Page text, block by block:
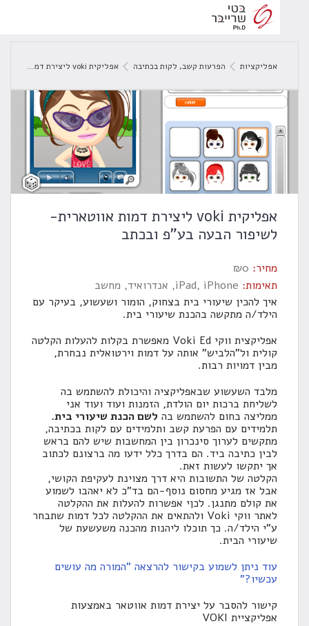
אפליקציות הפרעות קשב,לקות בכתיבה אפליקית voki ליצירת דמות אווטארית- לשיפור הבעה בע"פ ובכתב
אפליקית voki ליצירת דמות אווטארית-
לשיפור הבעה בע"פ ובכתב
₪0
תאימות: iPad, iPhone, אנדרואיד, מחשב
איך להכין שיעורי בית בצחוק, הומור ושעשוע, בעיקר עם
הילד/ה מתקשה בהכנת שיעורי בית.
אפליקצית ווקי Voki Ed מאפשרת בקלות להעלות הקלטה
קולית ול"הלביש" אותה על דמות וירטואלית נבחרת,
מבין דמויות רבות.
מלבד השעשוע שבאפליקציה והיכולת להשתמש בה
לשליחת ברכות יום הולדת, הזמנות ועוד ועוד אני
ממליצה בחום להשתמש בהלשם הכנת שיעורי בית.
תלמידים עם הפרעת קשב ותלמידים עם לקות בכתיבה,
מתקשים לערוך סינכרון בין המחשבות שיש להם בראש
לבין כתיבה ביד. הם בדרך כלל ידעו מה ברצונם לכתוב
אך יתקשו לעשות זאת.
הקלטה של התשובות היא דרך מצוינת לעקיפת הקושי,
אבל אז מגיע מחסום נוסף-הם בד"כ לא יאהבו לשמוע
את קולם מתנגן. לכןי אפשרות להעלות את ההקלטה
לאתר ווקי Voki ולהתאים את ההקלטה לכל דמות שתבחר
ע"י הילד/ה. כך תוכלו ליהנות מהכנה משעשעת של
שיעורי הבית.
עוד ניתן לשמוע בקישור להרצאה "המורה מה עושים
עכשיו?"
קישור להסבר על יצירת דמות אווטאר באמצעות
אפליקציית VOKI